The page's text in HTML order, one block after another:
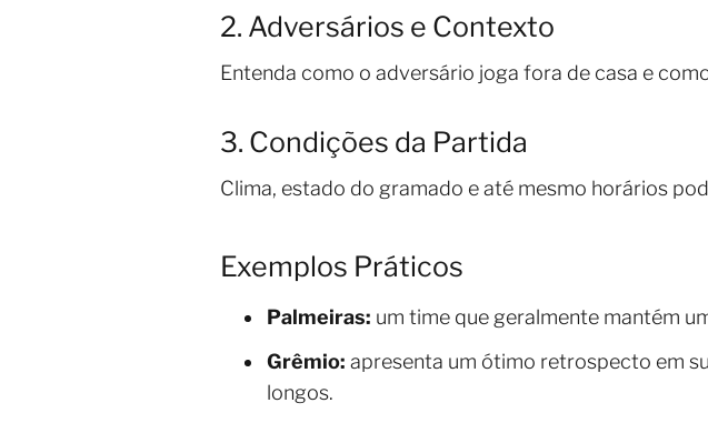
2. Adversários e Contexto
Entenda como o adversário joga fora de casa e
3. Condições da Partida
Clima, estado do gramado e até mesmo horários
Exemplos Práticos
Palmeiras: um time que geralmente mantém
Grêmio: apresenta um ótimo retrospecto em
longos.